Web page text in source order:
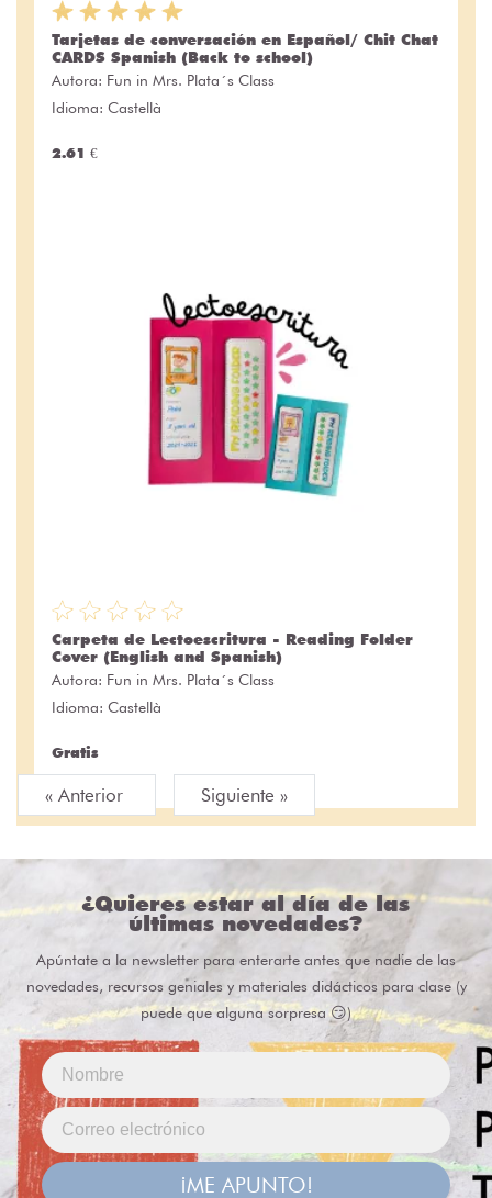
Tarjetas de conversación en Español/ Chit Chat
CARDS Spanish (Back to school)
Autora: Fun in Mrs. Plata´s Class
Idioma: Castellà
2.61 €
Carpeta de Lectoescritura - Reading Folder
Cover (English and Spanish)
Autora: Fun in Mrs. Plata´s Class
Idioma: Castellà
Gratis
« Anterior Siguiente »
¿Quieres estar al día de las
últimas novedades?
Apúntate a la newsletter para enterarte antes que nadie de las
novedades, recursos geniales y materiales didácticos para clase (y
puede que alguna sorpresa 😏)
¡ME APUNTO!